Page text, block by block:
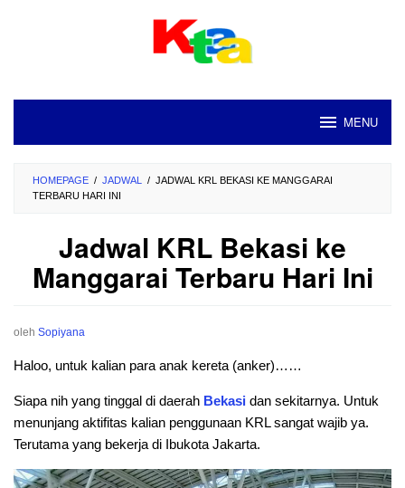
MENU
HOMEPAGE / JADWAL / JADWAL KRL BEKASI KE MANGGARAI
TERBARU HARI INI
Jadwal KRL Bekasi ke
Manggarai Terbaru Hari Ini
oleh Sopiyana
Haloo, untuk kalian para anak kereta (anker)……
Siapa nih yang tinggal di daerah Bekasi dan sekitarnya. Untuk
menunjang aktifitas kalian penggunaan KRL sangat wajib ya.
Terutama yang bekerja di Ibukota Jakarta.